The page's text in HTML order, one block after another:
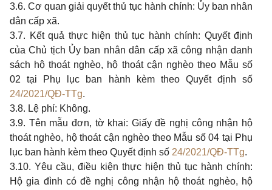
3.6. Cơ quan giải quyết thủ tục hành chính: Ủy ban nhân
dân cấp xã.
3.7. Kết quả thực hiện thủ tục hành chính: Quyết định
của Chủ tịch Ủy ban nhân dân cấp xã công nhận danh
sách hộ thoát nghèo, hộ thoát cận nghèo theo Mẫu số
02 tại Phụ lục ban hành kèm theo Quyết định số
24/2021/QĐ-TTg.
3.8. Lệ phí: Không.
3.9. Tên mẫu đơn, tờ khai: Giấy đề nghị công nhận hộ
thoát nghèo, hộ thoát cận nghèo theo Mẫu số 04 tại Phụ
lục ban hành kèm theo Quyết định số 24/2021/QĐ-TTg.
3.10. Yêu cầu, điều kiện thực hiện thủ tục hành chính:
Hộ gia đình có đề nghị công nhận hộ thoát nghèo, hộ